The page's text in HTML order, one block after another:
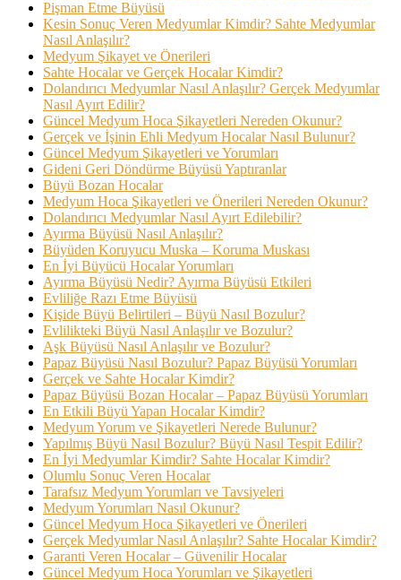
Pişman Etme Büyüsü
Kesin Sonuç Veren Medyumlar Kimdir? Sahte Medyumlar
Nasıl Anlaşılır?
Medyum Şikayet ve Önerileri
Sahte Hocalar ve Gerçek Hocalar Kimdir?
Dolandırıcı Medyumlar Nasıl Anlaşılır? Gerçek Medyumlar
Nasıl Ayırt Edilir?
Güncel Medyum Hoca Şikayetleri Nereden Okunur?
Gerçek ve İşinin Ehli Medyum Hocalar Nasıl Bulunur?
Güncel Medyum Şikayetleri ve Yorumları
Gideni Geri Döndürme Büyüsü Yaptıranlar
Büyü Bozan Hocalar
Medyum Hoca Şikayetleri ve Önerileri Nereden Okunur?
Dolandırıcı Medyumlar Nasıl Ayırt Edilebilir?
Ayırma Büyüsü Nasıl Anlaşılır?
Büyüden Koruyucu Muska – Koruma Muskası
En İyi Büyücü Hocalar Yorumları
Ayırma Büyüsü Nedir? Ayırma Büyüsü Etkileri
Evliliğe Razı Etme Büyüsü
Kişide Büyü Belirtileri – Büyü Nasıl Bozulur?
Evlilikteki Büyü Nasıl Anlaşılır ve Bozulur?
Aşk Büyüsü Nasıl Anlaşılır ve Bozulur?
Papaz Büyüsü Nasıl Bozulur? Papaz Büyüsü Yorumları
Gerçek ve Sahte Hocalar Kimdir?
Papaz Büyüsü Bozan Hocalar – Papaz Büyüsü Yorumları
En Etkili Büyü Yapan Hocalar Kimdir?
Medyum Yorum ve Şikayetleri Nerede Bulunur?
Yapılmış Büyü Nasıl Bozulur? Büyü Nasıl Tespit Edilir?
En İyi Medyumlar Kimdir? Sahte Hocalar Kimdir?
Olumlu Sonuç Veren Hocalar
Tarafsız Medyum Yorumları ve Tavsiyeleri
Medyum Yorumları Nasıl Okunur?
Güncel Medyum Hoca Şikayetleri ve Önerileri
Gerçek Medyumlar Nasıl Anlaşılır? Sahte Hocalar Kimdir?
Garanti Veren Hocalar – Güvenilir Hocalar
Güncel Medyum Hoca Yorumları ve Şikayetleri